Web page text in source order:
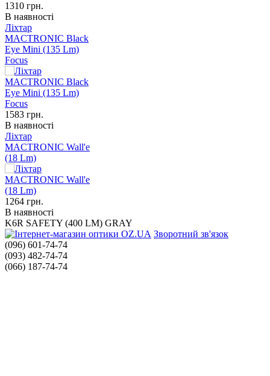
1310 грн.
В наявності
Ліхтар
MACTRONIC Black
Eye Mini (135 Lm)
Focus
1583 грн.
В наявності
Ліхтар
MACTRONIC Wall'e
(18 Lm)
1264 грн.
В наявності
K6R SAFETY (400 LM) GRAY
Зворотний зв'язок
(096) 601-74-74
(093) 482-74-74
(066) 187-74-74